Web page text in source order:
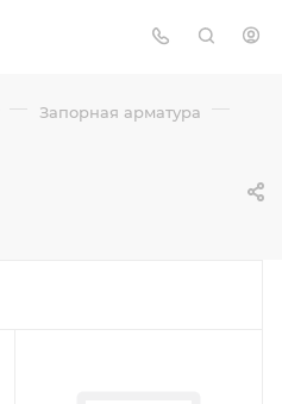
— Запорная арматура —